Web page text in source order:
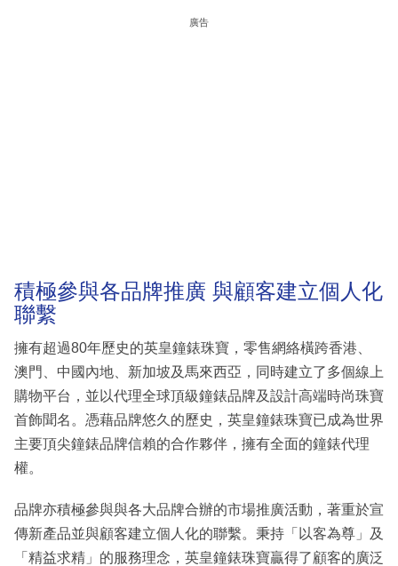
廣告
積極參與各品牌推廣 與顧客建立個人化
聯繫
擁有超過80年歷史的英皇鐘錶珠寶，零售網絡橫跨香港、
澳門、中國內地、新加坡及馬來西亞，同時建立了多個線上
購物平台，並以代理全球頂級鐘錶品牌及設計高端時尚珠寶
首飾聞名。憑藉品牌悠久的歷史，英皇鐘錶珠寶已成為世界
主要頂尖鐘錶品牌信賴的合作夥伴，擁有全面的鐘錶代理
權。
品牌亦積極參與與各大品牌合辦的市場推廣活動，著重於宣
傳新產品並與顧客建立個人化的聯繫。秉持「以客為尊」及
「精益求精」的服務理念，英皇鐘錶珠寶贏得了顧客的廣泛